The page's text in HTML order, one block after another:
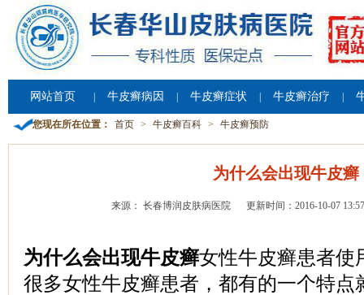
网站首页 牛皮癣病因 牛皮癣症状 牛皮癣治疗
您现在所在位置： 首页 > 牛皮癣百科 > 牛皮癣预防
为什么会出现牛皮癣
来源： 长春博润皮肤病医院 更新时间：2016-10-07
为什么会出现牛皮癣女性牛皮癣患者使
很多女性牛皮癣患者，都有的一个特点